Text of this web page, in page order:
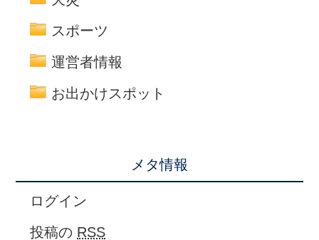
スポーツ
運営者情報
お出かけスポット
メタ情報
ログイン
投稿の RSS